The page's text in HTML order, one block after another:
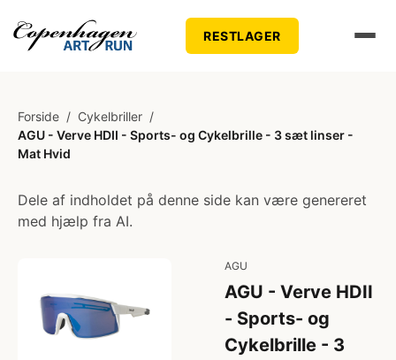
RESTLAGER
Forside / Cykelbriller /
AGU - Verve HDII - Sports- og Cykelbrille - 3 sæt linser -
Mat Hvid
Dele af indholdet på denne side kan være genereret
med hjælp fra AI.
AGU
AGU - Verve HDII
- Sports- og
Cykelbrille - 3